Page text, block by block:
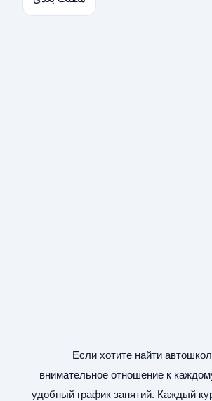
Если хотите найти
внимательное отношение к
удобный график занятий. Каждый